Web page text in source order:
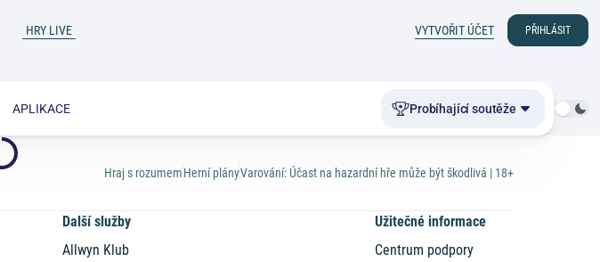
HRY LIVE VYTVOŘIT ÚČET PŘIHLÁSIT
APLIKACE Probíhající soutěže
Hraj s rozumemHerní plányVarování: Účast na hazardní hře může být škodlivá | 18+
Další služby
Allwyn Klub
Užitečné informace
Centrum podpory